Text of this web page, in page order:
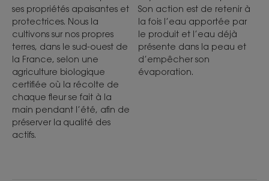
ses propriétés apaisantes et
protectrices. Nous la
cultivons sur nos propres
terres, dans le sud-ouest de
la France, selon une
agriculture biologique
certifiée où la récolte de
chaque fleur se fait à la
main pendant l’été, afin de
préserver la qualité des
actifs.
Son action est de retenir à
la fois l’eau apportée par
le produit et l’eau déjà
présente dans la peau et
d’empêcher son
évaporation.